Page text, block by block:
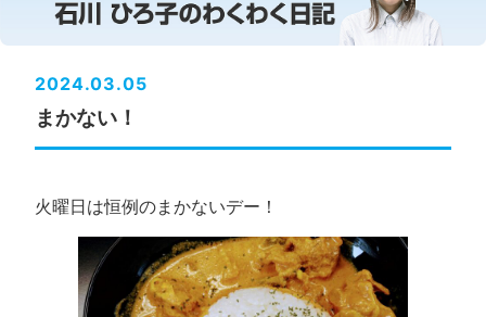
2024.03.05
まかない！
火曜日は恒例のまかないデー！